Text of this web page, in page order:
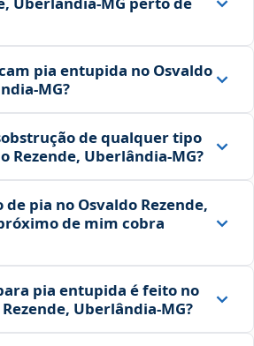
pia entupida no Osvaldo
de qualquer tipo
Rezende, Uberlândia‑MG?
pia no Osvaldo Rezende,
de mim cobra
pia entupida é feito no
Uberlândia‑MG?